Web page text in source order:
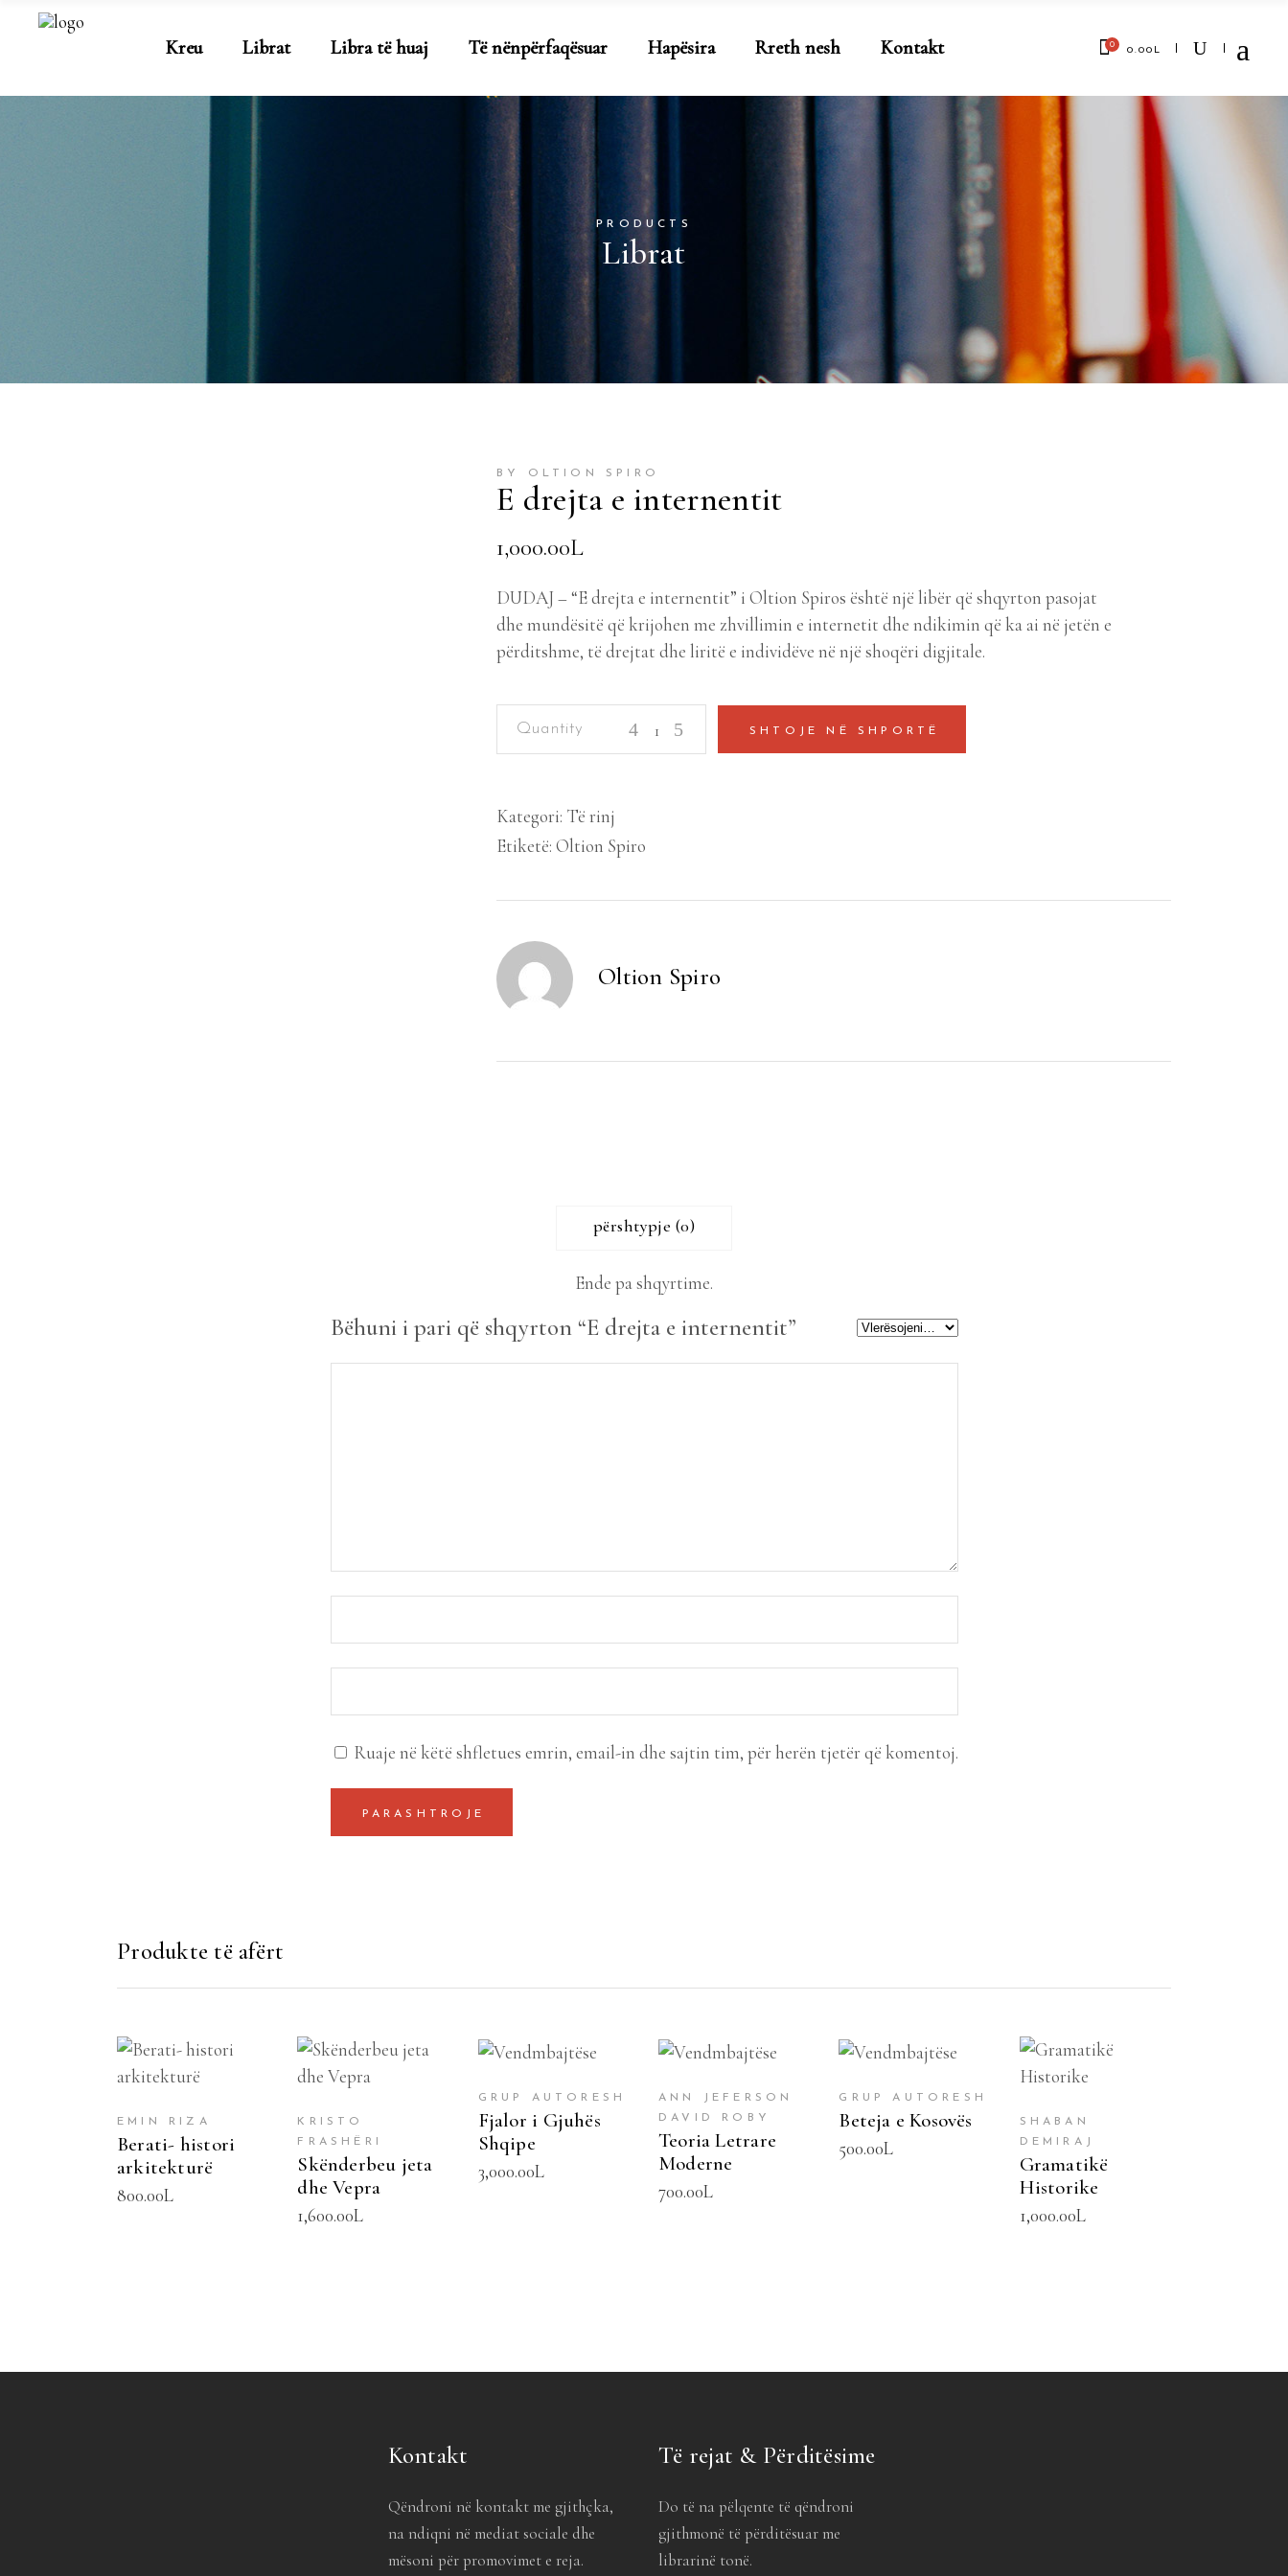
Kreu Librat Libra të huaj Të nënpërfaqësuar Hapësira Rreth nesh Kontakt 0 0.00 L
No products in the cart.
PRODUCTS
Librat
BY OLTION SPIRO
E drejta e internentit
1,000.00L
DUDAJ – “E drejta e internentit” i Oltion Spiros është një libër që shqyrton pasojat
dhe mundësitë që krijohen me zhvillimin e internetit dhe ndikimin që ka ai në jetën e
përditshme, të drejtat dhe liritë e individëve në një shoqëri digjitale.
quantity
SHTOJE NË SHPORTË
Kategori: Të rinj
Etiketë: Oltion Spiro
Oltion Spiro
përshtypje (0)
Ende pa shqyrtime.
Bëhuni i pari që shqyrton “E drejta e internentit”
Ruaje në këtë shfletues emrin, email-in dhe sajtin tim, për herën tjetër që komentoj.
Produkte të afërt
EMIN RIZA
Berati- histori
arkitekturë
800.00L
SHTOJE NË
SHPORTË
KRISTO
FRASHËRI
Skënderbeu jeta
dhe Vepra
1,600.00L
SHTOJE NË
SHPORTË
GRUP AUTORESH
Fjalor i Gjuhës
Shqipe
3,000.00L
SHTOJE NË
SHPORTË
ANN JEFERSON
DAVID ROBY
Teoria Letrare
Moderne
700.00L
SHTOJE NË
SHPORTË
GRUP AUTORESH
Beteja e Kosovës
500.00L
SHABAN
DEMIRAJ
Gramatikë
Historike
1,000.00L
Kontakt
Qëndroni në kontakt me gjithçka,
na ndiqni në mediat sociale dhe
mësoni për promovimet e reja.
Të rejat & Përditësime
Do të na pëlqente të qëndroni
gjithmonë të përditësuar me
librarinë tonë.